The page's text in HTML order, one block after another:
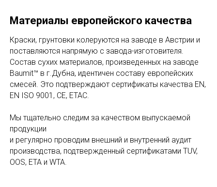
Материалы европейского качества
Краски, грунтовки колеруются на заводе в Австрии и
поставляются напрямую с завода-изготовителя.
Состав сухих материалов, произведенных на заводе
Baumit™ в г.Дубна, идентичен составу европейских
смесей. Это подтверждают сертификаты качества EN,
EN ISO 9001, CE, ETAC.
Мы тщательно следим за качеством выпускаемой
продукции
и регулярно проводим внешний и внутренний аудит
производства, подтвержденный сертификатами TUV,
OOS, ETA и WTA.